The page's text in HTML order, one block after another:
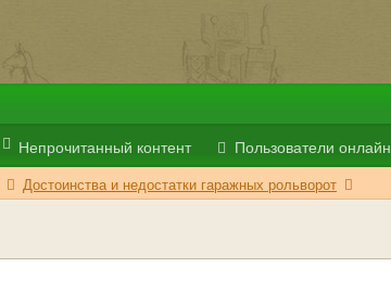
Непрочитанный контент Пользователи онлайн
Достоинства и недостатки гаражных рольворот